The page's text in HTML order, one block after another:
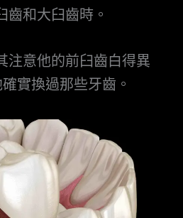
齒和大臼齒時。
注意他的前臼齒白得異
實換過那些牙齒。